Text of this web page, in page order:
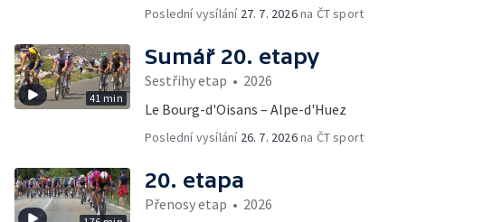
Poslední vysílání 27. 7. 2026na ČT sport
41 min
Sumář 20. etapy
Sestřihy etap • 2026
Le Bourg-d'Oisans – Alpe-d'Huez
Poslední vysílání 26. 7. 2026na ČT sport
20. etapa
Přenosy etap • 2026